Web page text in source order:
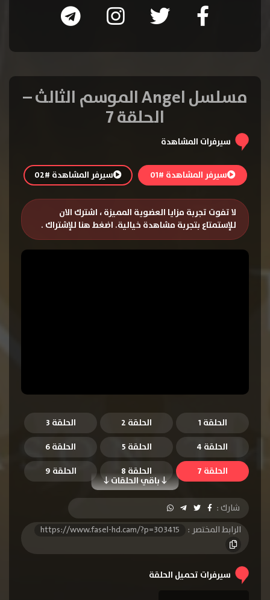
مسلسل Angel الموسم الثالث –
الحلقة 7
سيرفرات المشاهدة
سيرفر المشاهدة #01 سيرفر المشاهدة #02
لا تفوت تجربة مزايا العضوية المميزة ، اشترك الان
للإستمتاع بتجربة مشاهدة خيالية. اضغط هنا للإشتراك .
الحلقة 1 الحلقة 2
الحلقة 3
الحلقة 4
الحلقة 5 الحلقة 6
باقي الحلقات
الحلقة 7 الحلقة 8
الحلقة 9
الحلقة 10
الحلقة 11
الحلقة 12
الحلقة 13
الحلقة 14
الحلقة 15
شارك :
الرابط المختصر :
https://www.fasel-hd.cam/?p=303415
سيرفرات تحميل الحلقة